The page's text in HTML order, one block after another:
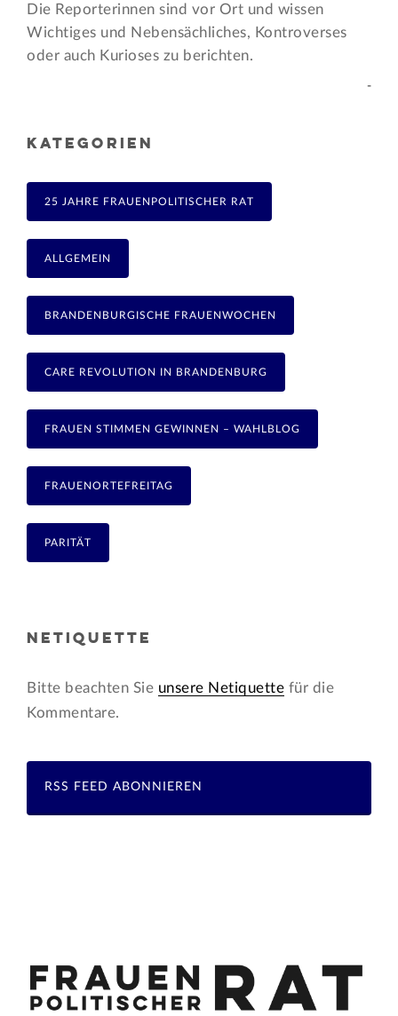
Die Reporterinnen sind vor Ort und wissen
Wichtiges und Nebensächliches, Kontroverses
oder auch Kurioses zu berichten.
-
KATEGORIEN
25 JAHRE FRAUENPOLITISCHER RAT
ALLGEMEIN
BRANDENBURGISCHE FRAUENWOCHEN
CARE REVOLUTION IN BRANDENBURG
FRAUEN STIMMEN GEWINNEN – WAHLBLOG
FRAUENORTEFREITAG
PARITÄT
NETIQUETTE
Bitte beachten Sie unsere Netiquette für die
Kommentare.
RSS FEED ABONNIEREN